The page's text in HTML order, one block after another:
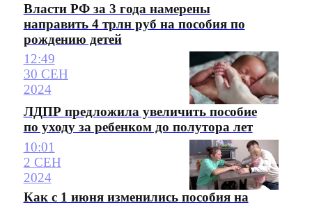
Власти РФ за 3 года намерены
направить 4 трлн руб на пособия по
рождению детей
12:49
30 СЕН
2024
ЛДПР предложила увеличить пособие
по уходу за ребенком до полутора лет
10:01
2 СЕН
2024
Как с 1 июня изменились пособия на